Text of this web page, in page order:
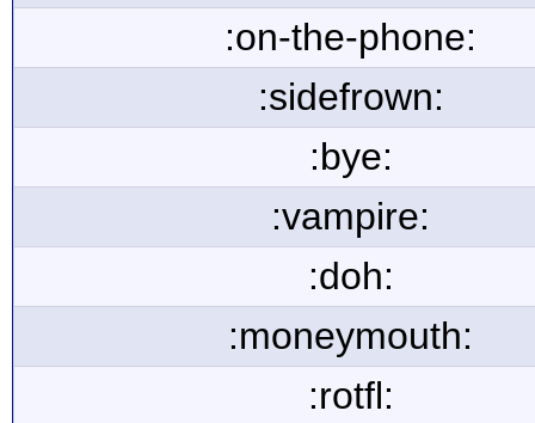
:on-the-phone:
:sidefrown:
:bye:
:vampire:
:doh:
:moneymouth:
:rotfl: